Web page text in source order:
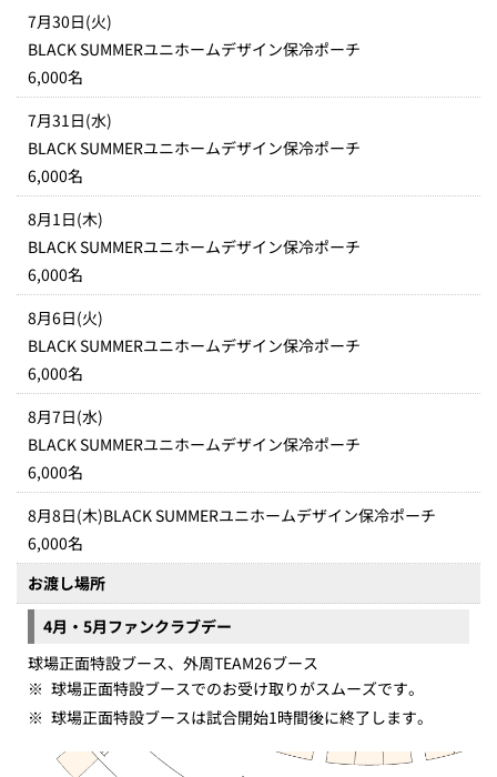
7月30日(火)
BLACK SUMMERユニホームデザイン保冷ポーチ
6,000名
7月31日(水)
BLACK SUMMERユニホームデザイン保冷ポーチ
6,000名
8月1日(木)
BLACK SUMMERユニホームデザイン保冷ポーチ
6,000名
8月6日(火)
BLACK SUMMERユニホームデザイン保冷ポーチ
6,000名
8月7日(水)
BLACK SUMMERユニホームデザイン保冷ポーチ
6,000名
8月8日(木)BLACK SUMMERユニホームデザイン保冷ポーチ
6,000名
お渡し場所
4月・5月ファンクラブデー
球場正面特設ブース、外周TEAM26ブース
※ 球場正面特設ブースでのお受け取りがスムーズです。
※ 球場正面特設ブースは試合開始1時間後に終了します。